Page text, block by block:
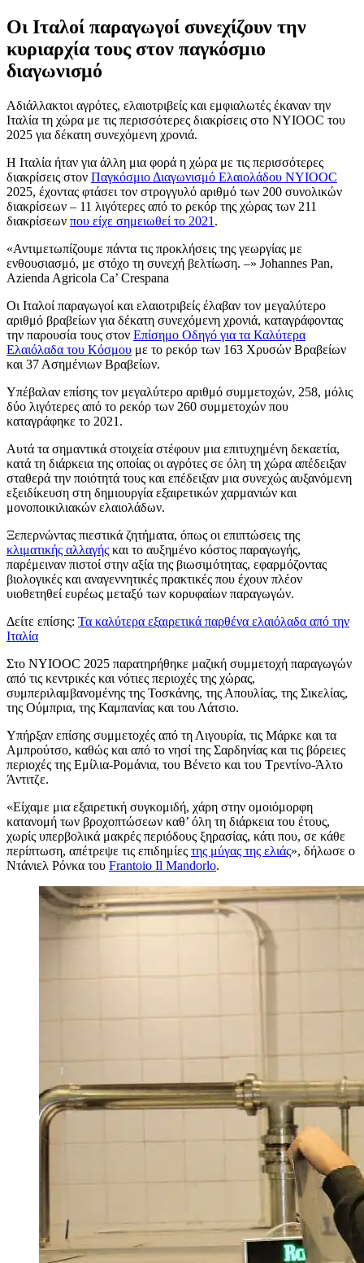
Οι Ιταλοί παραγωγοί συνεχίζουν την
κυριαρχία τους στον παγκόσμιο
διαγωνισμό
Αδιάλλακτοι αγρότες, ελαιοτριβείς και εμφιαλωτές έκαναν την
Ιταλία τη χώρα με τις περισσότερες διακρίσεις στο NYIOOC του
2025 για δέκατη συνεχόμενη χρονιά.
Η Ιταλία ήταν για άλλη μια φορά η χώρα με τις περισσότερες
διακρίσεις στον Παγκόσμιο Διαγωνισμό Ελαιολάδου NYIOOC
2025, έχοντας φτάσει τον στρογγυλό αριθμό των 200 συνολικών
διακρίσεων – 11 λιγότερες από το ρεκόρ της χώρας των 211
διακρίσεων που είχε σημειωθεί το 2021 .
Αντιμετωπίζουμε πάντα τις προκλήσεις της γεωργίας με
ενθουσιασμό, με στόχο τη συνεχή βελτίωση. –
Johannes Pan,
Azienda Agricola Ca’ Crespana
Οι Ιταλοί παραγωγοί και ελαιοτριβείς έλαβαν τον μεγαλύτερο
αριθμό βραβείων για δέκατη συνεχόμενη χρονιά, καταγράφοντας
την παρουσία τους στον Επίσημο Οδηγό για τα Καλύτερα
Ελαιόλαδα του Κόσμου με το ρεκόρ των 163 Χρυσών Βραβείων
και 37 Ασημένιων Βραβείων.
Υπέβαλαν επίσης τον μεγαλύτερο αριθμό συμμετοχών, 258, μόλις
δύο λιγότερες από το ρεκόρ των 260 συμμετοχών που
καταγράφηκε το 2021.
Αυτά τα σημαντικά στοιχεία στέφουν μια επιτυχημένη δεκαετία,
κατά τη διάρκεια της οποίας οι αγρότες σε όλη τη χώρα απέδειξαν
σταθερά την ποιότητά τους και επέδειξαν μια συνεχώς αυξανόμενη
εξειδίκευση στη δημιουργία εξαιρετικών χαρμανιών και
μονοποικιλιακών ελαιολάδων.
Ξεπερνώντας πιεστικά ζητήματα, όπως οι επιπτώσεις της
κλιματικής αλλαγής και το αυξημένο κόστος παραγωγής,
παρέμειναν πιστοί στην αξία της βιωσιμότητας, εφαρμόζοντας
βιολογικές και αναγεννητικές πρακτικές που έχουν πλέον
υιοθετηθεί ευρέως μεταξύ των κορυφαίων παραγωγών.
Δείτε επίσης: Τα καλύτερα εξαιρετικά παρθένα ελαιόλαδα από την
Ιταλία
Στο NYIOOC 2025 παρατηρήθηκε μαζική συμμετοχή παραγωγών
από τις κεντρικές και νότιες περιοχές της χώρας,
συμπεριλαμβανομένης της Τοσκάνης, της Απουλίας, της Σικελίας,
της Ούμπρια, της Καμπανίας και του Λάτσιο.
Υπήρξαν επίσης συμμετοχές από τη Λιγουρία, τις Μάρκε και τα
Αμπρούτσο, καθώς και από το νησί της Σαρδηνίας και τις βόρειες
περιοχές της Εμίλια-Ρομάνια, του Βένετο και του Τρεντίνο-Άλτο
Άντιτζε.
«Είχαμε μια εξαιρετική συγκομιδή, χάρη στην ομοιόμορφη
κατανομή των βροχοπτώσεων καθ’ όλη τη διάρκεια του έτους,
χωρίς υπερβολικά μακρές περιόδους ξηρασίας, κάτι που, σε κάθε
περίπτωση, απέτρεψε τις επιδημίες της μύγας της ελιάς», δήλωσε ο
Ντάνιελ Ρόνκα του Frantoio Il Mandorlo.